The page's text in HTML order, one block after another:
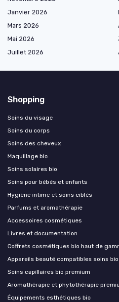
Janvier 2026
Mars 2026
Mai 2026
Juillet 2026
Shopping
Soins du visage
Soins du corps
Soins des cheveux
Maquillage bio
Soins solaires bio
Soins pour bébés et enfants
Hygiène intime et soins ciblés
Parfums et aromathérapie
Accessoires cosmétiques
Livres et documentation
Coffrets cosmétiques bio haut de
Appareils beauté compatibles soins bio
Soins capillaires bio premium
Aromathérapie et phytothérapie
Équipements esthétiques bio